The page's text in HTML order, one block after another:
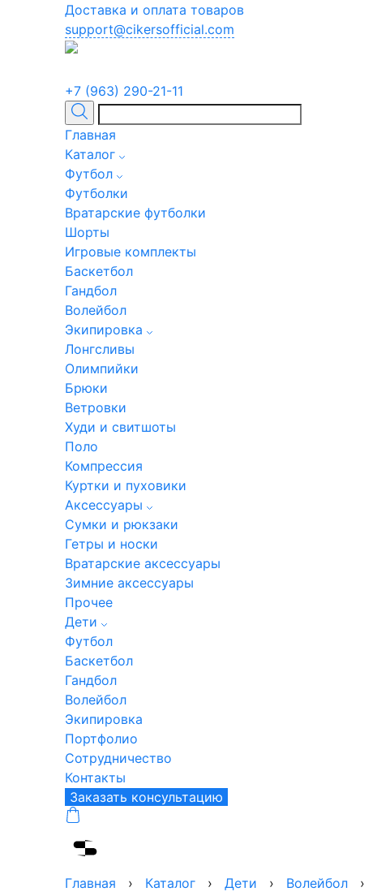
Доставка и оплата товаров
support@cikersofficial.com
+7 (963) 290-21-11
Главная
Каталог
Футбол
Футболки
Вратарские футболки
Шорты
Игровые комплекты
Баскетбол
Гандбол
Волейбол
Экипировка
Лонгсливы
Олимпийки
Брюки
Ветровки
Худи и свитшоты
Поло
Компрессия
Куртки и пуховики
Аксессуары
Сумки и рюкзаки
Гетры и носки
Вратарские аксессуары
Зимние аксессуары
Прочее
Дети
Футбол
Баскетбол
Гандбол
Волейбол
Экипировка
Портфолио
Сотрудничество
Контакты
Заказать консультацию
Главная › Каталог › Дети › Волейбол ›